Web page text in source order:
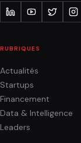
RUBRIQUES
Actualités
Startups
Financement
Data & Intelligence
Leaders